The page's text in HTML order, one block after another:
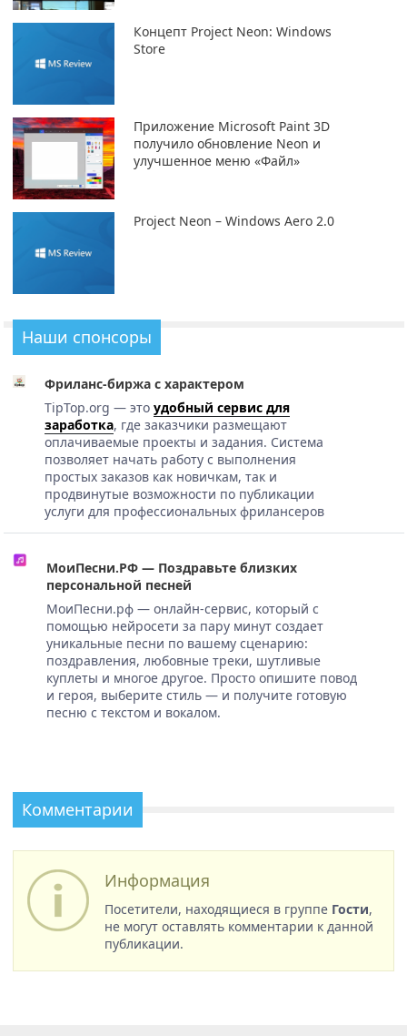
Концепт Project Neon: Windows
Store
Приложение Microsoft Paint 3D
получило обновление Neon и
улучшенное меню «Файл»
Project Neon – Windows Aero 2.0
Наши спонсоры
Фриланс-биржа с характером
TipTop.org — это удобный сервис для
заработка, где заказчики размещают
оплачиваемые проекты и задания. Система
позволяет начать работу с выполнения
простых заказов как новичкам, так и
продвинутые возможности по публикации
услуги для профессиональных фрилансеров
МоиПесни.РФ — Поздравьте близких
персональной песней
МоиПесни.рф — онлайн-сервис, который с
помощью нейросети за пару минут создает
уникальные песни по вашему сценарию:
поздравления, любовные треки, шутливые
куплеты и многое другое. Просто опишите повод
и героя, выберите стиль — и получите готовую
песню с текстом и вокалом.
Комментарии
Информация
Посетители, находящиеся в группе Гости,
не могут оставлять комментарии к данной
публикации.